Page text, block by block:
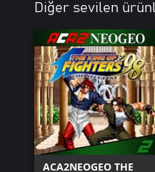
Diğer sevilen
ACA2NEOGEO THE